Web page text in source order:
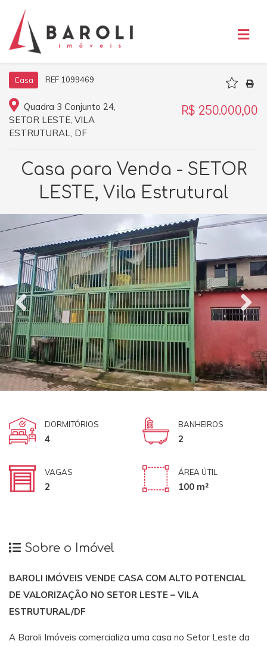
Casa REF 1099469
Quadra 3 Conjunto 24,
SETOR LESTE, VILA
ESTRUTURAL, DF
R$ 250.000,00
Casa para Venda - SETOR
LESTE, Vila Estrutural
DORMITÓRIOS
4
BANHEIROS
2
VAGAS
2
ÁREA ÚTIL
100 m²
Sobre o Imóvel
BAROLI IMÓVEIS VENDE CASA COM ALTO POTENCIAL
DE VALORIZAÇÃO NO SETOR LESTE – VILA
ESTRUTURAL/DF
A Baroli Imóveis comercializa uma casa no Setor Leste da